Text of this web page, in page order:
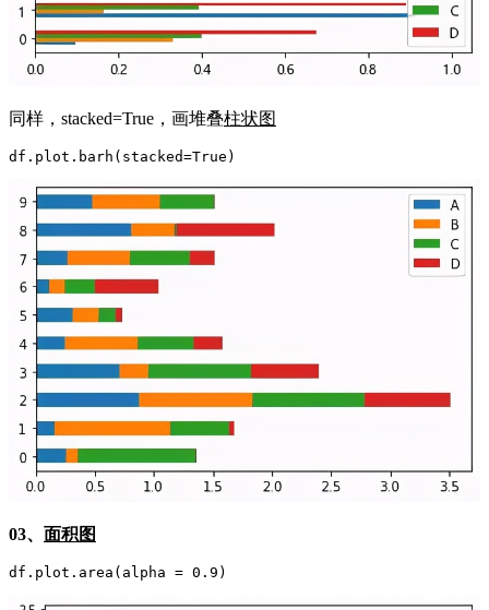
同样，stacked=True，画堆叠柱状图
df.plot.barh(stacked=True)
03、 面积图
df.plot.area(alpha = 0.9)